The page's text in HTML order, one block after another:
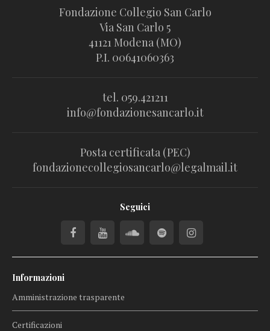
Fondazione Collegio San Carlo
Via San Carlo 5
41121 Modena (MO)
P.I. 00641060363
tel. 059.421211
info@fondazionesancarlo.it
Posta certificata (PEC)
fondazionecollegiosancarlo@legalmail.it
Seguici
Informazioni
Amministrazione trasparente
Certificazioni